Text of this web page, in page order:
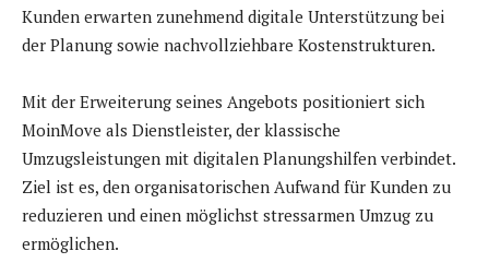
Kunden erwarten zunehmend digitale Unterstützung bei
der Planung sowie nachvollziehbare Kostenstrukturen.
Mit der Erweiterung seines Angebots positioniert sich
MoinMove als Dienstleister, der klassische
Umzugsleistungen mit digitalen Planungshilfen verbindet.
Ziel ist es, den organisatorischen Aufwand für Kunden zu
reduzieren und einen möglichst stressarmen Umzug zu
ermöglichen.